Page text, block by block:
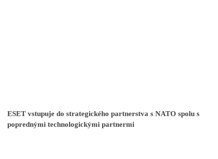
ESET vstupuje do strategického partnerstva s NATO spolu s
poprednými technologickými partnermi